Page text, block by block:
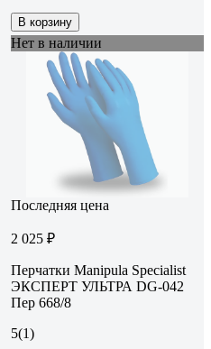
В корзину
Нет в наличии
Последняя цена
2 025 ₽
Перчатки Manipula Specialist
ЭКСПЕРТ УЛЬТРА DG-042
Пер 668/8
5(1)